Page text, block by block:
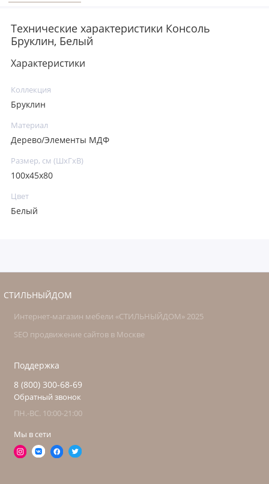
Технические характеристики Консоль
Бруклин, Белый
Характеристики
Коллекция
Бруклин
Материал
Дерево/Элементы МДФ
Размер, см (ШхГхВ)
100х45х80
Цвет
Белый
СТИЛЬНЫЙДОМ
Интернет-магазин мебели «СТИЛЬНЫЙДОМ» 2025
SEO продвижение сайтов в Москве
Поддержка
8 (800) 300-68-69
Обратный звонок
ПН.-ВС. 10:00-21:00
Мы в сети